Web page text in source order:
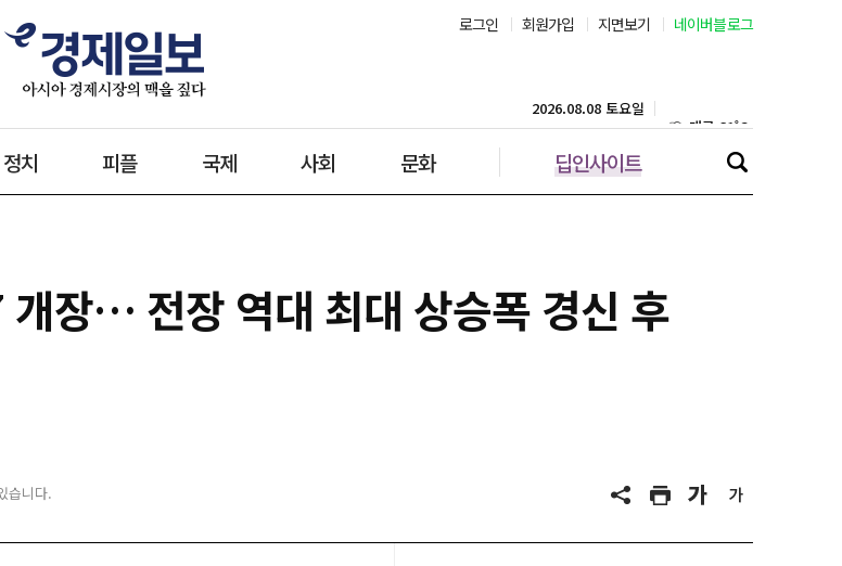
로그인 회원가입 지면보기 네이버블로그
정치 피플 국제 사회 문화 딥인사이트
2026.08.08 토요일
인천 31˚C
장… 전장 역대 최대 상승폭 경신 후
습니다.